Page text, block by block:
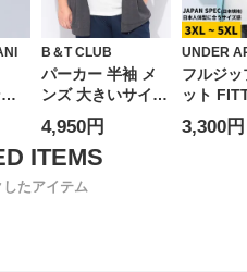
ド
プ
メ
B＆T CLUB
パーカー 半袖 メ
ンズ 大きいサイズ
ヘリンボンジャガ
ード フルジップ
トップス フード
ジップ 柄 春 夏
4,950円
UNDER
フルジ
ット
プリン
WOVEN
3,300円
たアイテム